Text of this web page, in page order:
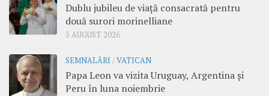
Dublu jubileu de viață consacrată pentru
două surori morinelliane
5 AUGUST 2026
SEMNALĂRI /VATICAN
Papa Leon va vizita Uruguay, Argentina și
Peru în luna noiembrie